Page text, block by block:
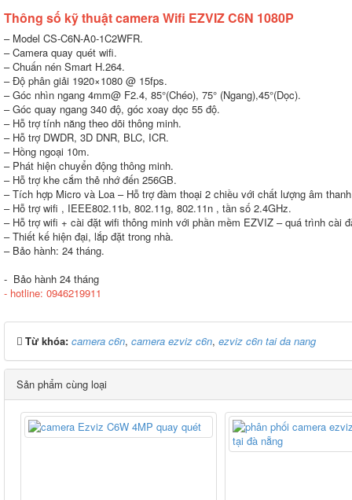
Thông số kỹ thuật camera Wifi EZVIZ C6N 1080P
– Model CS-C6N-A0-1C2WFR.
– Camera quay quét wifi.
– Chuấn nén Smart H.264.
– Độ phân giải 1920×1080 @ 15fps.
– Góc nhìn ngang 4mm@ F2.4, 85°(Chéo), 75° (Ngang),45°(Dọc).
– Góc quay ngang 340 độ, góc xoay dọc 55 độ.
– Hỗ trợ tính năng theo dõi thông minh.
– Hỗ trợ DWDR, 3D DNR, BLC, ICR.
– Hồng ngoại 10m.
– Phát hiện chuyển động thông minh.
– Hỗ trợ khe cắm thẻ nhớ đến 256GB.
– Tích hợp Micro và Loa – Hỗ trợ đàm thoại 2 chiều với chất lượng âm
– Hỗ trợ wifi , IEEE802.11b, 802.11g, 802.11n , tần số 2.4GHz.
– Hỗ trợ wifi + cài đặt wifi thông minh với phần mềm EZVIZ – quá trình cài
– Thiết kế hiện đại, lắp đặt trong nhà.
– Bảo hành: 24 tháng.
- Bảo hành 24 tháng
- hotline: 0946219911
Từ khóa: camera c6n, camera ezviz c6n, ezviz c6n tai da nang
Sản phẩm cùng loại